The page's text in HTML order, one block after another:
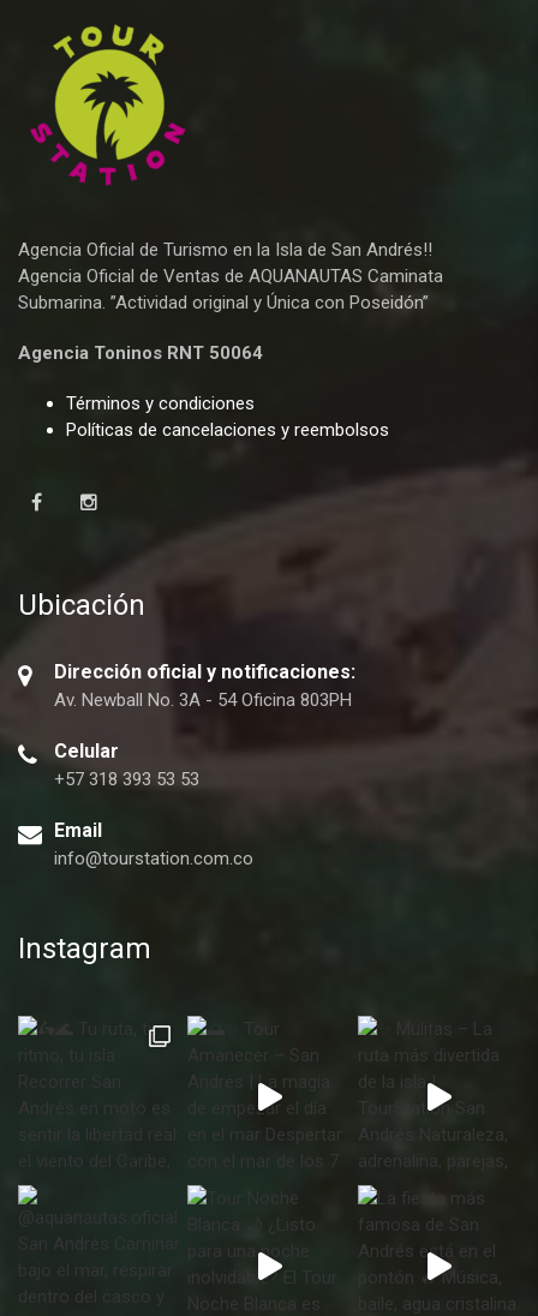
Agencia Oficial de Turismo en la Isla de San Andrés!!
Agencia Oficial de Ventas de AQUANAUTAS Caminata
Submarina. ”Actividad original y Única con Poseidón”
Agencia Toninos RNT 50064
Términos y condiciones
Políticas de cancelaciones y reembolsos
Ubicación
Dirección oficial y notificaciones:
Av. Newball No. 3A - 54 Oficina 803PH
Celular
+57 318 393 53 53
Email
info@tourstation.com.co
Instagram